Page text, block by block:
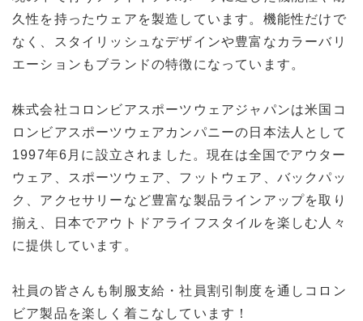
久性を持ったウェアを製造しています。機能性だけで
なく、スタイリッシュなデザインや豊富なカラーバリ
エーションもブランドの特徴になっています。
株式会社コロンビアスポーツウェアジャパンは米国コ
ロンビアスポーツウェアカンパニーの日本法人として
1997年6月に設立されました。現在は全国でアウター
ウェア、スポーツウェア、フットウェア、バックパッ
ク、アクセサリーなど豊富な製品ラインアップを取り
揃え、日本でアウトドアライフスタイルを楽しむ人々
に提供しています。
社員の皆さんも制服支給・社員割引制度を通しコロン
ビア製品を楽しく着こなしています！